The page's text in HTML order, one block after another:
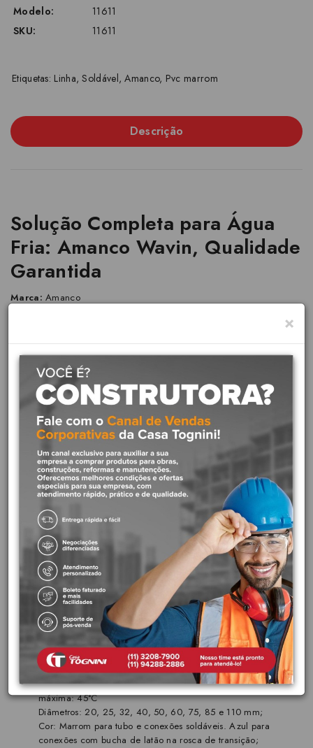
Modelo:
11611
SKU:
11611
Etiquetas: Linha,Soldável,Amanco, Pvc marrom
Descrição
Solução Completa para Água
Fria: Amanco Wavin, Qualidade
Garantida
Marca: Amanco
conexões em PVC, projetado para condução de água fria em
instalações prediais, comerciais e industriais. Reconhecida pela
qualidade e durabilidade.
Aplicações:
Sistema predial de distribuição de água fria, instalações de água fria
permanentes e embutidas em paredes ou aparentes em locais
cobertos e protegidos de intempéries, aplicada em instalações de
rede de água predial em residências, comércio e indústrias.
Benefícios:
Rapidez e facilidade na execução das juntas soldáveis;
Material leve, de fácil transporte, estocagem e manuseio;
Resistente para instalações de água fria;
Vida útil projetada: 50 anos
Características principais:
Material: PVC (Policloreto de Vinila), um material resistente à
corrosão e com longa vida útil.
Soldagem: As conexões são feitas por soldagem com
aplicação de adesivo PVC, garantindo uma união segura e
livre de vazamentos.
Pressão de Serviço: (20°C): 750 kPa, (7,5 kgf/cm² ou 75
m.c.a.) incluindo sobre pressão máxima de 250 kPa;
Temperatura: Temperatura nominal: 20°C, Temperatura
máxima: 45°C
Diâmetros: 20, 25, 32, 40, 50, 60, 75, 85 e 110 mm;
Cor: Marrom para tubo e conexões soldáveis. Azul para
conexões com bucha de latão na rosca de transição;
×